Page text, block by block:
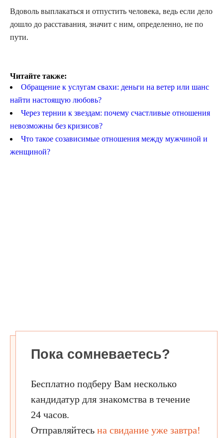
Вдоволь выплакаться и отпустить человека, ведь если дело
дошло до расставания, значит с ним, определенно, не по
пути.
Читайте также:
Обращение к услугам свахи: деньги на ветер или шанс
найти настоящую любовь?
Через тернии к звездам: почему счастливые отношения
невозможны без кризисов?
Что такое созависимые отношения между мужчиной и
женщиной?
Пока сомневаетесь?
Бесплатно подберу Вам несколько
кандидатур для знакомства в течение
24 часов.
Отправляйтесь на свидание уже завтра!